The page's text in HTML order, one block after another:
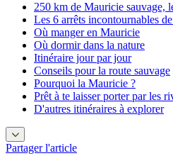
250 km de Mauricie sauvage,
Les 6 arrêts incontournables
Où manger en Mauricie
Où dormir dans la nature
Itinéraire jour par jour
Conseils pour la route sauvage
Pourquoi la Mauricie ?
Prêt à te laisser porter par les
D'autres itinéraires à explorer
Partager l'article